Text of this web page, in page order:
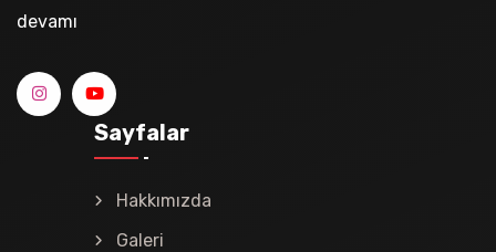
devamı
Sayfalar
Hakkımızda
Galeri